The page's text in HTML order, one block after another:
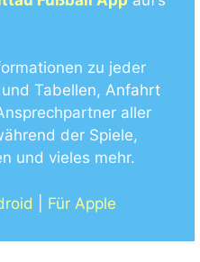
zu jeder
Tabellen, Anfahrt
aller
der Spiele,
und vieles mehr.
Für Apple